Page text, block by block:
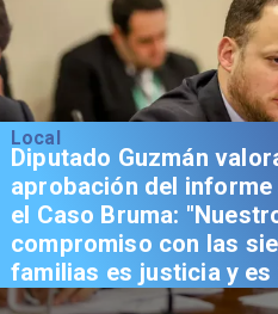
Local
Diputado Guzmán
aprobación del
el Caso Bruma:
compromiso con las
familias es justicia y es